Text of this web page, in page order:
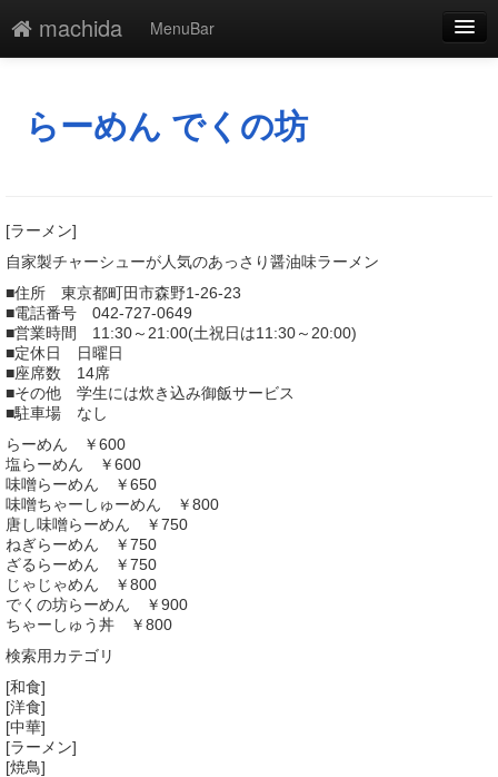
machida
MenuBar
添付
最終更新
一覧
単語検索
らーめん でくの坊
[ラーメン]
自家製チャーシューが人気のあっさり醤油味ラーメン
■住所 東京都町田市森野1-26-23
■電話番号 042-727-0649
■営業時間 11:30～21:00(土祝日は11:30～20:00)
■定休日 日曜日
■座席数 14席
■その他 学生には炊き込み御飯サービス
■駐車場 なし
らーめん ￥600
塩らーめん ￥600
味噌らーめん ￥650
味噌ちゃーしゅーめん ￥800
唐し味噌らーめん ￥750
ねぎらーめん ￥750
ざるらーめん ￥750
じゃじゃめん ￥800
でくの坊らーめん ￥900
ちゃーしゅう丼 ￥800
検索用カテゴリ
[和食]
[洋食]
[中華]
[ラーメン]
[焼鳥]